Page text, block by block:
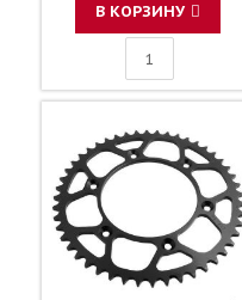
В КОРЗИНУ